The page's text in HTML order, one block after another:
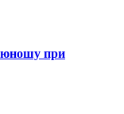
юношу при